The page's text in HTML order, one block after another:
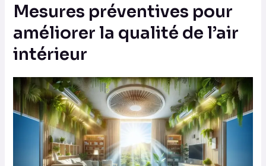
Mesures préventives pour
améliorer la qualité de l’air
intérieur